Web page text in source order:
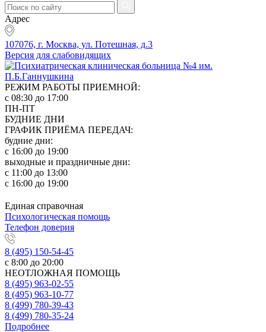
Адрес
107076, г. Москва, ул. Потешная, д.3
Версия для слабовидящих
РЕЖИМ РАБОТЫ ПРИЕМНОЙ:
с 08:30 до 17:00
ПН-ПТ
БУДНИЕ ДНИ
ГРАФИК ПРИЁМА ПЕРЕДАЧ:
будние дни:
с 16:00 до 19:00
выходные и праздничные дни:
с 11:00 до 13:00
с 16:00 до 19:00
Единая справочная
Психологическая помощь
Телефон доверия
8 (495) 150-54-45
с 8:00 до 20:00
НЕОТЛОЖНАЯ ПОМОЩЬ
8 (495) 963-02-55
8 (495) 963-10-77
8 (499) 780-39-43
8 (499) 780-35-24
Подробнее